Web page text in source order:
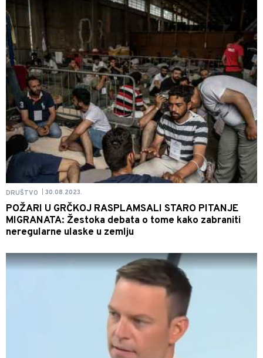
DRUŠTVO 30.08.2023.
POŽARI U GRČKOJ RASPLAMSALI STARO PITANJE
MIGRANATA: Žestoka debata o tome kako zabraniti
neregularne ulaske u zemlju